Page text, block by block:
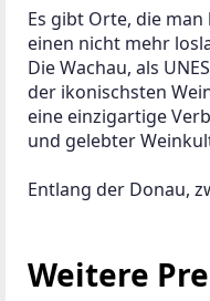
Es gibt Orte, die
einen nicht mehr
Die Wachau, als
der ikonischsten
eine einzigartige
und gelebter
Entlang der Donau,
Weitere